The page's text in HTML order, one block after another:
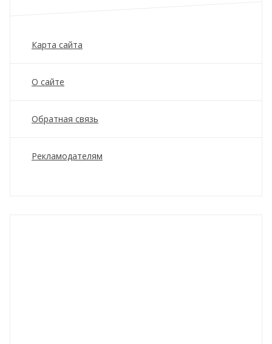
Карта сайта
О сайте
Обратная связь
Рекламодателям